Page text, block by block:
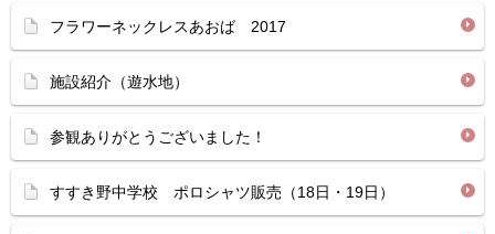
フラワーネックレスあおば 2017
施設紹介（遊水地）
参観ありがとうございました！
すすき野中学校 ポロシャツ販売（18日・19日）